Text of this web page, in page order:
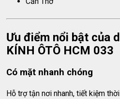
Ưu điểm nổi bật của
KÍNH ÔTÔ HCM 033
Có mặt nhanh chóng
Hỗ trợ tận nơi nhanh, tiết kiệm